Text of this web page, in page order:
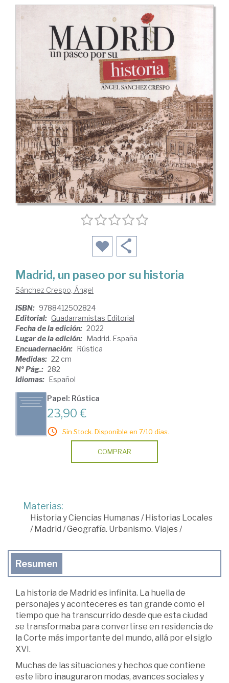
Madrid, un paseo por su historia
Sánchez Crespo, Ángel
ISBN: 9788412502824
Editorial: Guadarramistas Editorial
Fecha de la edición: 2022
Lugar de la edición: Madrid. España
Encuadernación: Rústica
Medidas: 22 cm
Nº Pág.: 282
Idiomas: Español
Papel: Rústica
23,90 €
Sin Stock. Disponible en 7/10 días.
COMPRAR
Materias:
Historia y Ciencias Humanas/ Historias Locales
/ Madrid /Geografía. Urbanismo. Viajes/
Resumen
La historia de Madrid es infinita. La huella de
personajes y aconteceres es tan grande como el
tiempo que ha transcurrido desde que esta ciudad
se transformaba para convertirse en residencia de
la Corte más importante del mundo, allá por el siglo
XVI.
Muchas de las situaciones y hechos que contiene
este libro inauguraron modas, avances sociales y